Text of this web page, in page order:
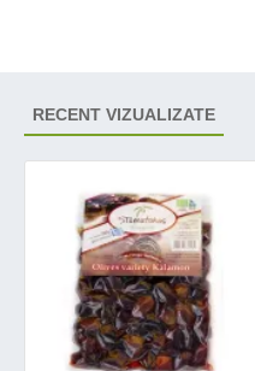
RECENT VIZUALIZATE